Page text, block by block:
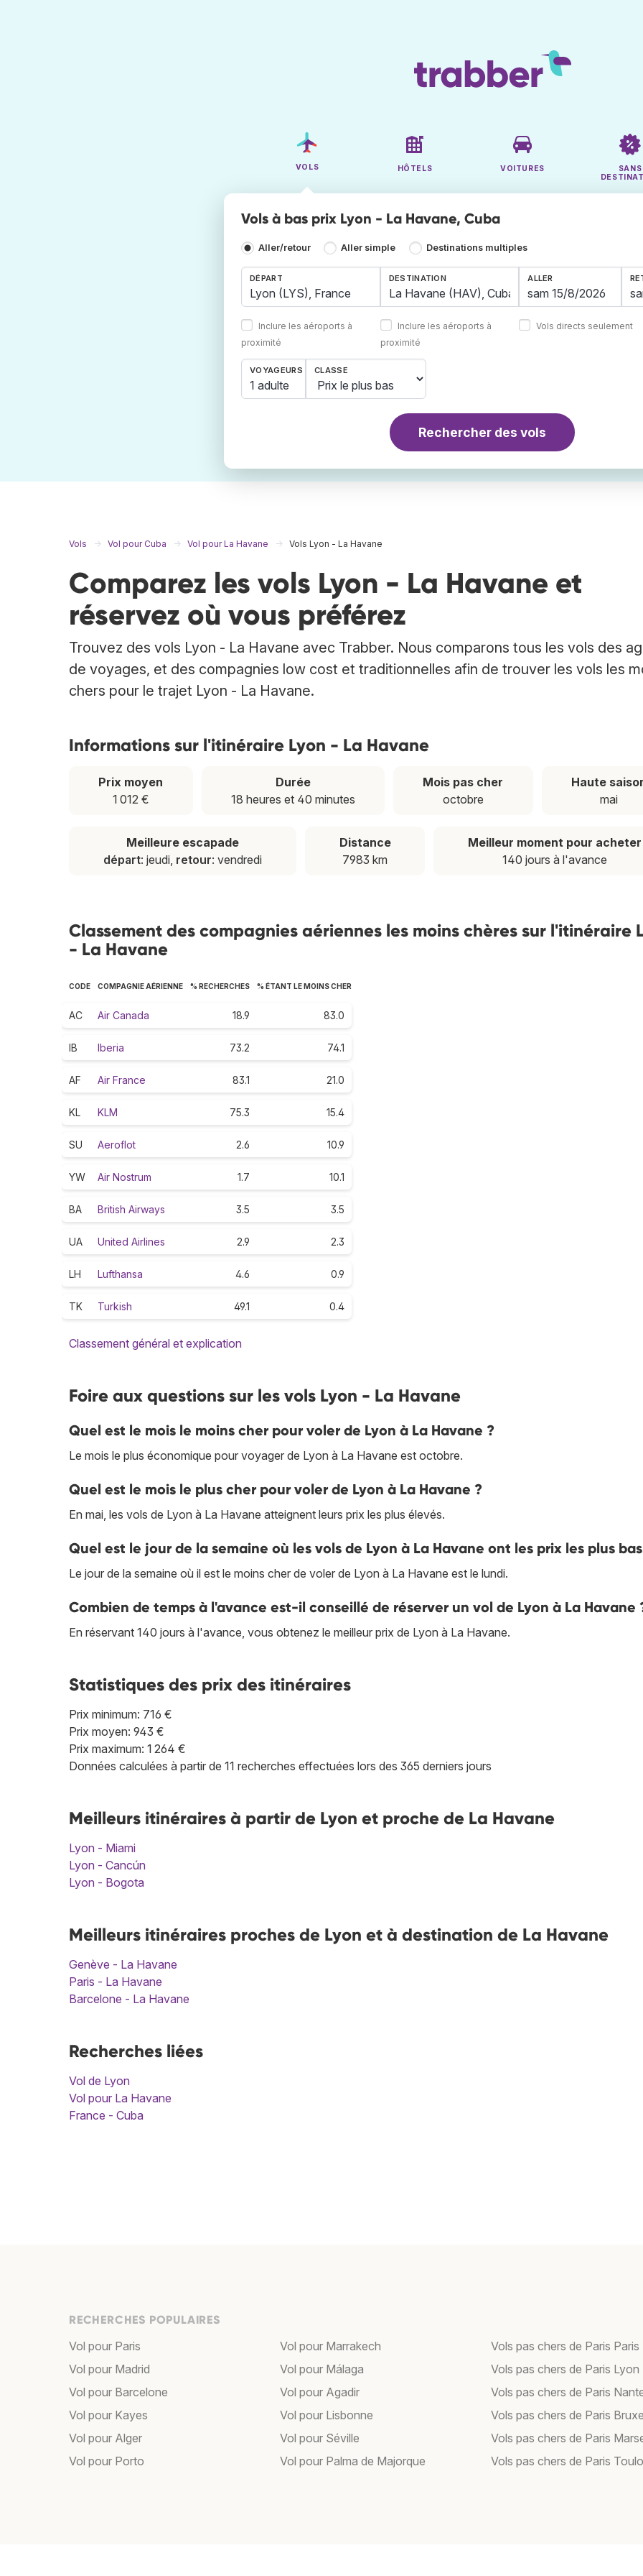
VOLS HÔTELS VOITURES
SANS
Vols à bas prix Lyon - La Havane, Cuba
Aller/retour Aller simple Destinations multiples
DÉPART
Inclure les aéroports à
proximité
DESTINATION
Inclure les aéroports à
proximité
ALLER
Vols directs seulement
VOYAGEURS
1 adulte
CLASSE
Rechercher des vols
Vols Vol pour Cuba Vol pour La Havane Vols Lyon - La Havane
Comparez les vols Lyon - La Havane et
réservez où vous préférez
Trouvez des vols Lyon - La Havane avec Trabber. Nous comparons tous les vols des
de voyages, et des compagnies low cost et traditionnelles afin de trouver les vols les
chers pour le trajet Lyon - La Havane.
Informations sur l'itinéraire Lyon - La Havane
Prix moyen
1 012 €
Durée
18 heures et 40 minutes
Mois pas cher
octobre
Haute
mai
Meilleure escapade
départ: jeudi, retour: vendredi
Distance
7983 km
Meilleur moment pour acheter
140 jours à l'avance
Classement des compagnies aériennes les moins chères sur l'itinéraire
- La Havane
CODE COMPAGNIE AÉRIENNE % RECHERCHES % ÉTANT LE MOINS CHER
AC Air Canada 18.9 83.0
IB Iberia 73.2 74.1
AF Air France 83.1 21.0
KL KLM 75.3 15.4
SU Aeroflot 2.6 10.9
YW Air Nostrum 1.7 10.1
BA British Airways 3.5 3.5
UA United Airlines 2.9 2.3
LH Lufthansa 4.6 0.9
TK Turkish 49.1 0.4
Classement général et explication
Foire aux questions sur les vols Lyon - La Havane
Quel est le mois le moins cher pour voler de Lyon à La Havane ?
Le mois le plus économique pour voyager de Lyon à La Havane est octobre.
Quel est le mois le plus cher pour voler de Lyon à La Havane ?
En mai, les vols de Lyon à La Havane atteignent leurs prix les plus élevés.
Quel est le jour de la semaine où les vols de Lyon à La Havane ont les prix les plus
Le jour de la semaine où il est le moins cher de voler de Lyon à La Havane est le lundi.
Combien de temps à l'avance est-il conseillé de réserver un vol de Lyon à La Havane
En réservant 140 jours à l'avance, vous obtenez le meilleur prix de Lyon à La Havane.
Statistiques des prix des itinéraires
Prix minimum: 716 €
Prix moyen: 943 €
Prix maximum: 1 264 €
Données calculées à partir de 11 recherches effectuées lors des 365 derniers jours
Meilleurs itinéraires à partir de Lyon et proche de La Havane
Lyon - Miami
Lyon - Cancún
Lyon - Bogota
Meilleurs itinéraires proches de Lyon et à destination de La Havane
Genève - La Havane
Paris - La Havane
Barcelone - La Havane
Recherches liées
Vol de Lyon
Vol pour La Havane
France - Cuba
RECHERCHES POPULAIRES
Vol pour Paris
Vol pour Madrid
Vol pour Barcelone
Vol pour Kayes
Vol pour Alger
Vol pour Porto
Vol pour Marrakech
Vol pour Málaga
Vol pour Agadir
Vol pour Lisbonne
Vol pour Séville
Vol pour Palma de Majorque
Vols pas chers de Paris Paris
Vols pas chers de Paris Lyon
Vols pas chers de Paris
Vols pas chers de Paris
Vols pas chers de Paris
Vols pas chers de Paris